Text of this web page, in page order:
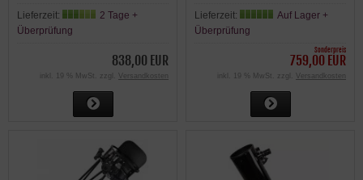
2.5" HEX-Fokussierer
Lieferzeit:
2 Tage +
Überprüfung
838,00 EUR
inkl. 19 % MwSt. zzgl. Versandkosten
Lieferzeit:
Auf Lager +
Überprüfung
Sonderpreis
759,00 EUR
inkl. 19 % MwSt. zzgl. Versandkosten